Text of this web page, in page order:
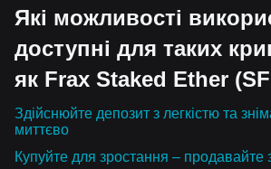
Які можливості
доступні для таких
як Frax Staked Ether
Здійснюйте депозит з легкістю та
миттєво
Купуйте для зростання – продавайте